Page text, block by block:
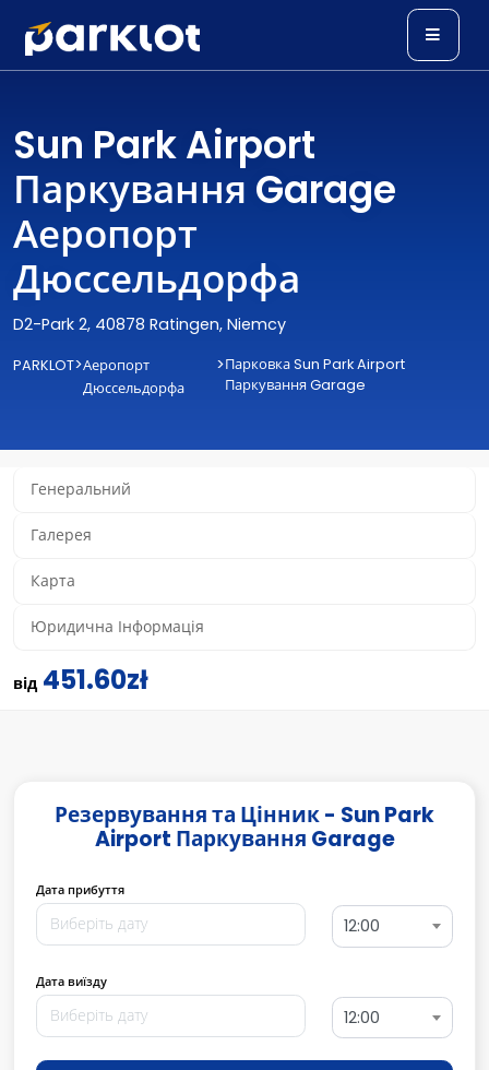
Sun Park Airport
Паркування Garage
Аеропорт
Дюссельдорфа
D2-Park 2, 40878 Ratingen, Niemcy
PARKLOT>Аеропорт
Дюссельдорфа
>Парковка Sun Park Airport
Паркування Garage
Генеральний
Галерея
Карта
Юридична Інформація
від 451.60zł
Резервування та Цінник - Sun Park
Airport Паркування Garage
Дата прибуття
12:00
Дата виїзду
12:00